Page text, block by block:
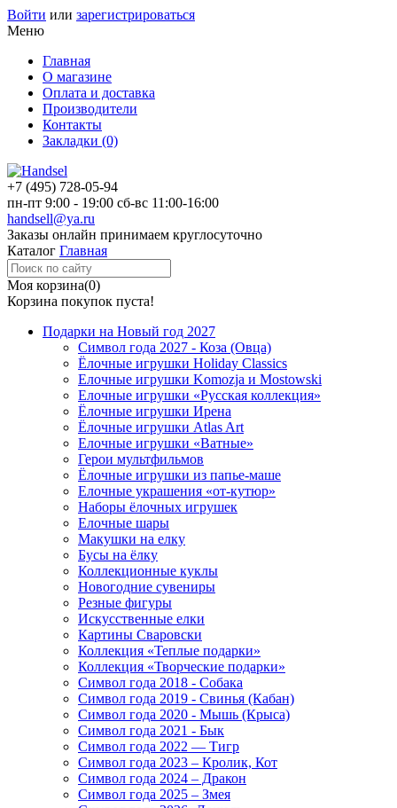
Войти или зарегистрироваться
Меню
Главная
О магазине
Оплата и доставка
Производители
Контакты
Закладки (0)
+7 (495) 728-05-94
пн-пт 9:00 - 19:00 сб-вс 11:00-16:00
handsell@ya.ru
Заказы онлайн принимаем круглосуточно
Каталог Главная
Моя корзина(0)
Корзина покупок пуста!
Подарки на Новый год 2027
Символ года 2027 - Коза (Овца)
Ёлочные игрушки Holiday Classics
Елочные игрушки Komozja и Mostowski
Елочные игрушки «Русская коллекция»
Ёлочные игрушки Ирена
Ёлочные игрушки Atlas Art
Елочные игрушки «Ватные»
Герои мультфильмов
Ёлочные игрушки из папье-маше
Елочные украшения «от-кутюр»
Наборы ёлочных игрушек
Елочные шары
Макушки на елку
Бусы на ёлку
Коллекционные куклы
Новогодние сувениры
Резные фигуры
Искусственные елки
Картины Сваровски
Коллекция «Теплые подарки»
Коллекция «Творческие подарки»
Символ года 2018 - Собака
Символ года 2019 - Свинья (Кабан)
Символ года 2020 - Мышь (Крыса)
Символ года 2021 - Бык
Символ года 2022 — Тигр
Символ года 2023 – Кролик, Кот
Символ года 2024 – Дракон
Символ года 2025 – Змея